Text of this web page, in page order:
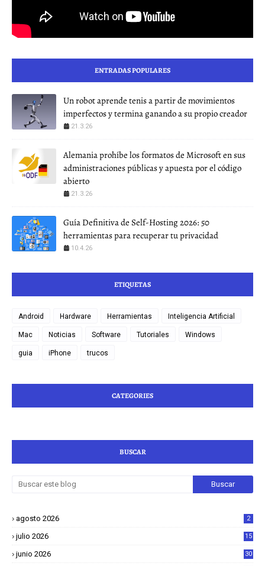
ENTRADAS POPULARES
Un robot aprende tenis a partir de movimientos
imperfectos y termina ganando a su propio creador
21.3.26
Alemania prohíbe los formatos de Microsoft en sus
administraciones públicas y apuesta por el código
abierto
21.3.26
Guía Definitiva de Self-Hosting 2026: 50
herramientas para recuperar tu privacidad
10.4.26
ETIQUETAS
Android Hardware Herramientas Inteligencia Artificial
Mac Noticias Software Tutoriales Windows
guia iPhone trucos
CATEGORIES
BUSCAR
agosto 2026 2
julio 2026 15
junio 2026 30